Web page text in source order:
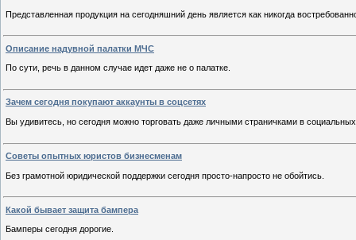
Представленная продукция на сегодняшний день является как никогда
Описание надувной палатки МЧС
По сути, речь в данном случае идет даже не о палатке.
Зачем сегодня покупают аккаунты в соцсетях
Вы удивитесь, но сегодня можно торговать даже личными страничками в
Советы опытных юристов бизнесменам
Без грамотной юридической поддержки сегодня просто-напросто не обойтись.
Какой бывает защита бампера
Бамперы сегодня дорогие.